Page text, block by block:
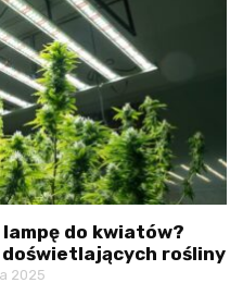
do kwiatów?
rośliny
2025